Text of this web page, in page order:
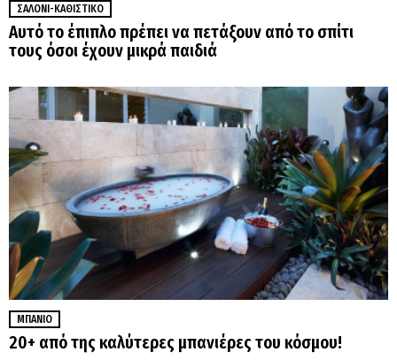
ΣΑΛΌΝΙ-ΚΑΘΙΣΤΙΚΌ
Αυτό το έπιπλο πρέπει να πετάξουν από το σπίτι
τους όσοι έχουν μικρά παιδιά
ΜΠΆΝΙΟ
20+ από της καλύτερες μπανιέρες του κόσμου!